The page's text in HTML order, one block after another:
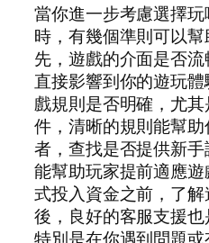
當你進一步考慮選擇
時，有幾個準則可以
先，遊戲的介面是否
直接影響到你的遊玩
戲規則是否明確，尤
件，清晰的規則能幫
者，查找是否提供新
能幫助玩家提前適應
式投入資金之前，了
後，良好的客服支援也